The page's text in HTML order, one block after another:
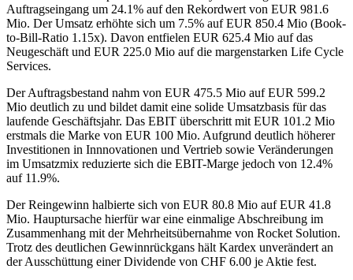
Auftragseingang um 24.1% auf den Rekordwert von EUR 981.6
Mio. Der Umsatz erhöhte sich um 7.5% auf EUR 850.4 Mio (Book-
to-Bill-Ratio 1.15x). Davon entfielen EUR 625.4 Mio auf das
Neugeschäft und EUR 225.0 Mio auf die margenstarken Life Cycle
Services.
Der Auftragsbestand nahm von EUR 475.5 Mio auf EUR 599.2
Mio deutlich zu und bildet damit eine solide Umsatzbasis für das
laufende Geschäftsjahr. Das EBIT überschritt mit EUR 101.2 Mio
erstmals die Marke von EUR 100 Mio. Aufgrund deutlich höherer
Investitionen in Innnovationen und Vertrieb sowie Veränderungen
im Umsatzmix reduzierte sich die EBIT-Marge jedoch von 12.4%
auf 11.9%.
Der Reingewinn halbierte sich von EUR 80.8 Mio auf EUR 41.8
Mio. Hauptursache hierfür war eine einmalige Abschreibung im
Zusammenhang mit der Mehrheitsübernahme von Rocket Solution.
Trotz des deutlichen Gewinnrückgans hält Kardex unverändert an
der Ausschüttung einer Dividende von CHF 6.00 je Aktie fest.